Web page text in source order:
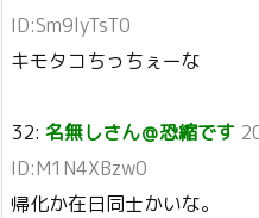
ID:Sm9lyTsT0
キモタコちっちぇーな
32: 名無しさん＠恐縮です
ID:M1N4XBzw0
帰化か在日同士かいな。